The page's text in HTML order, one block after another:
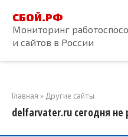
контенту
СБОЙ.РФ
Мониторинг
и сайтов в России
Главная » Другие сайты
delfarvater.ru сегодня не